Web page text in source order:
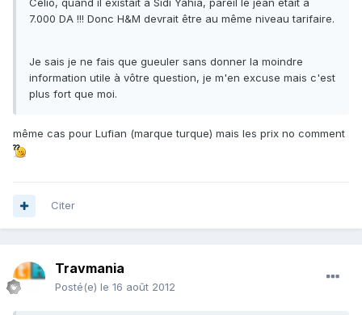
Celio, quand il existait à Sidi Yahia, pareil le jean était à
7.000 DA !!! Donc H&M devrait être au même niveau tarifaire.
Je sais je ne fais que gueuler sans donner la moindre
information utile à vôtre question, je m'en excuse mais c'est
plus fort que moi.
même cas pour Lufian (marque turque) mais les prix no comment
Citer
Travmania
Posté(e) le 16 août 2012